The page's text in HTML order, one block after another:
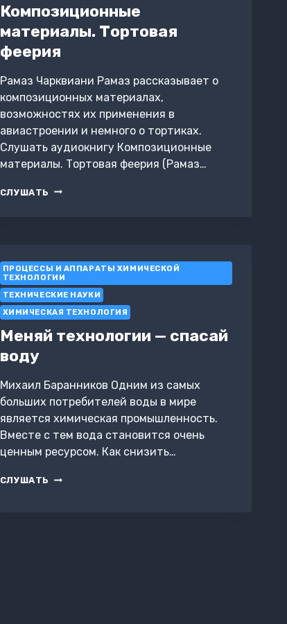
Композиционные
материалы. Тортовая
феерия
Рамаз Чарквиани Рамаз рассказывает о
композиционных материалах,
возможностях их применения в
авиастроении и немного о тортиках.
Слушать аудиокнигу Композиционные
материалы. Тортовая феерия (Рамаз…
СЛУШАТЬ КОМПОЗИЦИОННЫЕ
ПРОЦЕССЫ И АППАРАТЫ ХИМИЧЕСКОЙ
ТЕХНОЛОГИИ
ТЕХНИЧЕСКИЕ НАУКИ
ХИМИЧЕСКАЯ ТЕХНОЛОГИЯ
Меняй технологии — спасай
воду
Михаил Баранников Одним из самых
больших потребителей воды в мире
является химическая промышленность.
Вместе с тем вода становится очень
ценным ресурсом. Как снизить…
СЛУШАТЬ МЕНЯЙ